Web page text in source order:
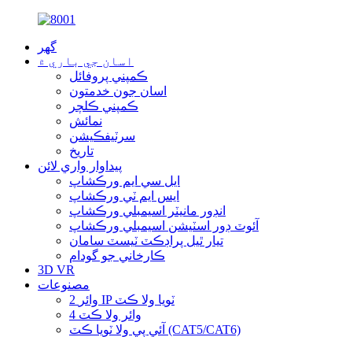
گھر
اسان جي باري ۾
ڪمپني پروفائل
اسان جون خدمتون
ڪمپني ڪلچر
نمائش
سرٽيفڪيشن
تاريخ
پيداوار واري لائن
ايل سي ايم ورڪشاپ
ايس ايم ٽي ورڪشاپ
انڊور مانيٽر اسيمبلي ورڪشاپ
آئوٽ ڊور اسٽيشن اسيمبلي ورڪشاپ
تيار ٿيل پراڊڪٽ ٽيسٽ سامان
ڪارخاني جو گودام
3D VR
مصنوعات
2 وائر IP ٽويا ولا ڪٽ
4 وائر ولا ڪٽ
آئي پي ولا ٽويا ڪٽ (CAT5/CAT6)